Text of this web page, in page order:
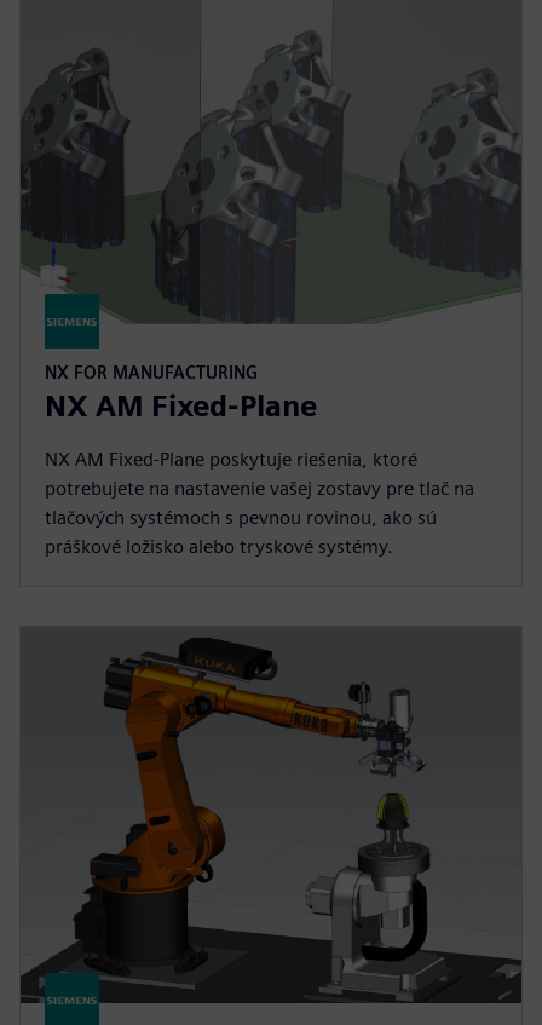
NX FOR MANUFACTURING
NX AM Fixed-Plane
NX AM Fixed-Plane poskytuje riešenia, ktoré
potrebujete na nastavenie vašej zostavy pre tlač na
tlačových systémoch s pevnou rovinou, ako sú
práškové ložisko alebo tryskové systémy.